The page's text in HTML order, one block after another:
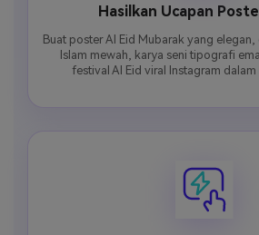
Hasilkan Ucapan
Buat poster AI Eid Mubarak yang
Islam mewah, karya seni tipografi
festival AI Eid viral Instagram dalam